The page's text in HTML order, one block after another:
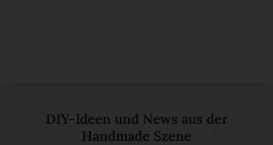
DIY-Ideen und News aus der
Handmade Szene